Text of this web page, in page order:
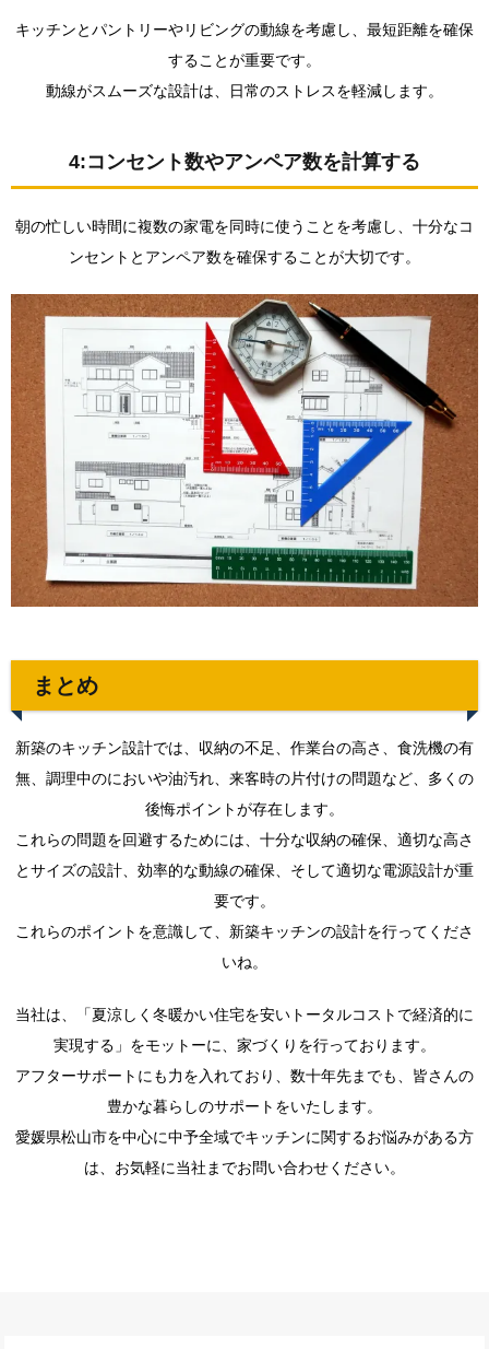
キッチンとパントリーやリビングの動線を考慮し、最短距離を確保
することが重要です。
動線がスムーズな設計は、日常のストレスを軽減します。
4:コンセント数やアンペア数を計算する
朝の忙しい時間に複数の家電を同時に使うことを考慮し、十分なコ
ンセントとアンペア数を確保することが大切です。
まとめ
新築のキッチン設計では、収納の不足、作業台の高さ、食洗機の有
無、調理中のにおいや油汚れ、来客時の片付けの問題など、多くの
後悔ポイントが存在します。
これらの問題を回避するためには、十分な収納の確保、適切な高さ
とサイズの設計、効率的な動線の確保、そして適切な電源設計が重
要です。
これらのポイントを意識して、新築キッチンの設計を行ってくださ
いね。
当社は、「夏涼しく冬暖かい住宅を安いトータルコストで経済的に
実現する」をモットーに、家づくりを行っております。
アフターサポートにも力を入れており、数十年先までも、皆さんの
豊かな暮らしのサポートをいたします。
愛媛県松山市を中心に中予全域でキッチンに関するお悩みがある方
は、お気軽に当社までお問い合わせください。